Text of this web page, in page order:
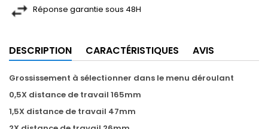
Réponse garantie sous 48H
DESCRIPTION CARACTÉRISTIQUES AVIS
Grossissement à sélectionner dans le menu déroulant
0,5X distance de travail 165mm
1,5X distance de travail 47mm